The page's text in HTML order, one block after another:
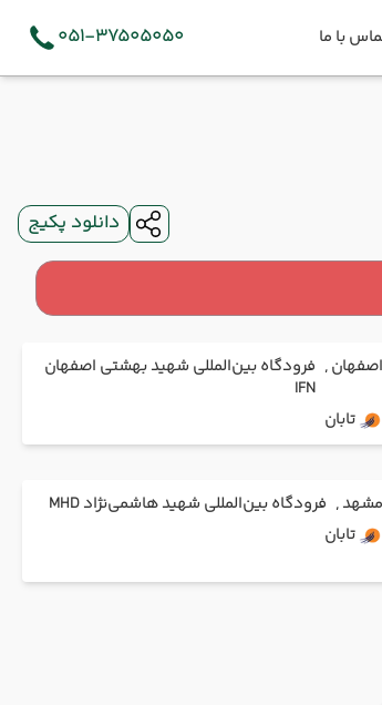
با ما 051-37505050
دانلود پکیج
اصفهان , فرودگاه بین‌المللی شهید بهشتی اصفهان
IFN
تابان
مشهد , فرودگاه بین‌المللی شهید هاشمی‌نژاد MHD
تابان